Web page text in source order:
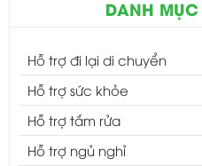
DANH
Hỗ trợ đi lại di chuyển
Hỗ trợ sức khỏe
Hỗ trợ tắm rửa
Hỗ trợ ngủ nghỉ